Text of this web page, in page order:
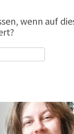
wenn auf